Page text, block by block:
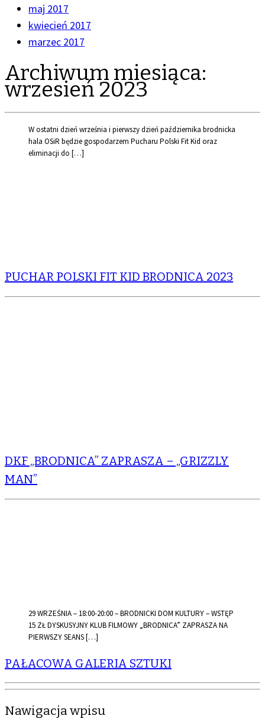
maj 2017
kwiecień 2017
marzec 2017
Archiwum miesiąca:
wrzesień 2023
W ostatni dzień września i pierwszy dzień października brodnicka
hala OSiR będzie gospodarzem Pucharu Polski Fit Kid oraz
eliminacji do […]
PUCHAR POLSKI FIT KID BRODNICA 2023
29 WRZEŚNIA – 18:00-20:00 – BRODNICKI DOM KULTURY – WSTĘP
15 ZŁ DYSKUSYJNY KLUB FILMOWY „BRODNICA” ZAPRASZA NA
PIERWSZY SEANS […]
DKF „BRODNICA” ZAPRASZA – „GRIZZLY
MAN”
PAŁACOWA GALERIA SZTUKI
Nawigacja wpisu